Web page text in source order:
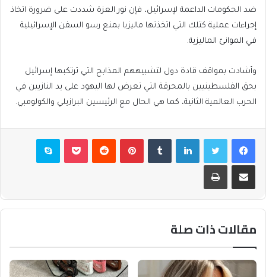
ضد الحكومات الداعمة لإسرائيل، فإن نور العزة شددت على ضرورة اتخاذ
إجراءات عملية كتلك التي اتخذتها ماليزيا بمنع رسو السفن الإسرائيلية
في الموانئ الماليزية.
وأشادت بمواقف قادة دول لتشبيههم المذابح التي ترتكبها إسرائيل
بحق الفلسطينيين بالمحرقة التي تعرض لها اليهود على يد النازيين في
الحرب العالمية الثانية، كما هي الحال مع الرئيسين البرازيلي والكولومبي.
فيسبوكتويتر لينكدإن بينتيريست بوكيت سكايب
مشاركة عبر البريد طباعة
مقالات ذات صلة